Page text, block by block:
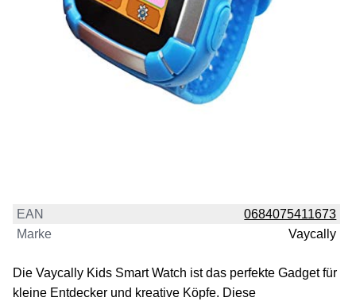
EAN
0684075411673
Marke
Vaycally
Die Vaycally Kids Smart Watch ist das perfekte Gadget für
kleine Entdecker und kreative Köpfe. Diese